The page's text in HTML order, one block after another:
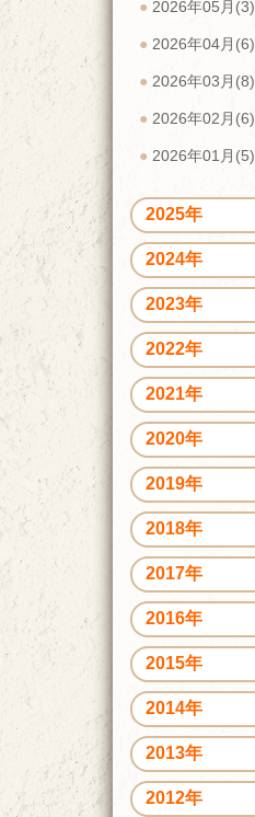
2026年05月(3)
2026年04月(6)
2026年03月(8)
2026年02月(6)
2026年01月(5)
2025年
2024年
2023年
2022年
2021年
2020年
2019年
2018年
2017年
2016年
2015年
2014年
2013年
2012年